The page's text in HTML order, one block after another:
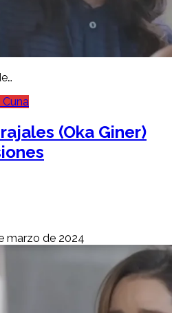
(Oka Giner)
marzo de 2024